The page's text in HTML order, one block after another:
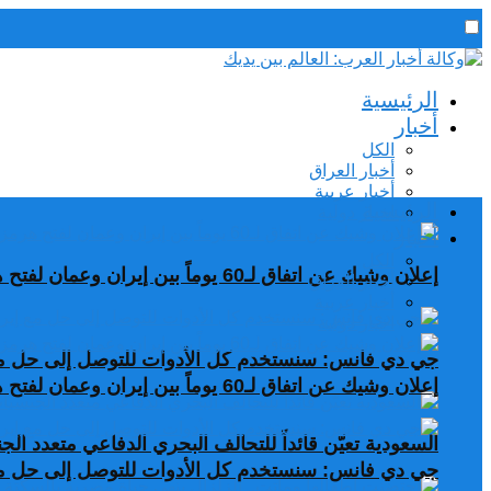
رئيس التحرير / د. اسماعيل الجنابي
الخميس,6 أغسطس, 2026الرئيسية
أخبار
الكل
أخبار العراق
أخبار عربية
إعلان وشيك عن اتفاق لـ60 يوماً بين إيران وعمان لفتح هرمز
جي دي فانس: سنستخدم كل الأدوات للتوصل إلى حل
السعودية تعيّن قائداً للتحالف البحري الدفاعي متعدد
الرئيسية
أخبار
أخبار العراق
إعلان وشيك عن اتفاق لـ60 يوماً بين إيران وعمان لفتح هرمز
جي دي فانس: سنستخدم كل الأدوات للتوصل إلى حل